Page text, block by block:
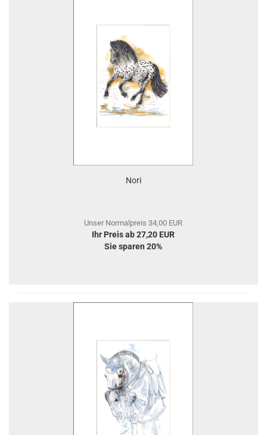
Nori
Unser Normalpreis 34,00 EUR
Ihr Preis ab 27,20 EUR
Sie sparen 20%